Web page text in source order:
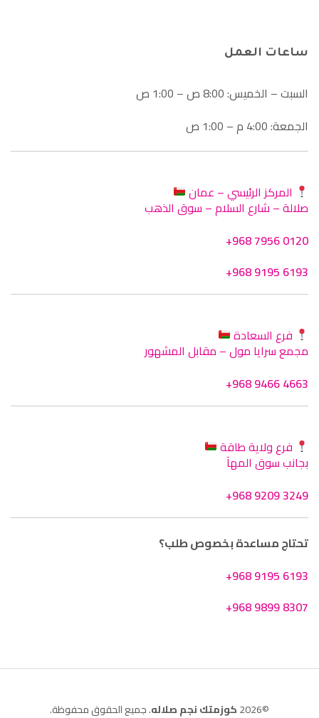
ساعات العمل
السبت – الخميس: 8:00 ص – 1:00 ص
الجمعة: 4:00 م – 1:00 ص
المركز الرئيسي – عمان
صلالة – شارع السلام – سوق الذهب
+968 7956 0120
+968 9195 6193
فرع السعادة
مجمع سرايا مول – مقابل المشهور
+968 9466 4663
فرع ولاية طاقة
بجانب سوق المهآ
+968 9209 3249
تحتاج مساعدة بخصوص طلب؟
+968 9195 6193
+968 9899 8307
©2026 كوزمتك نجم صلاله. جميع الحقوق محفوظة.